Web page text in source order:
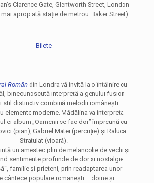
Clarence Gate, Glentworth Street, London
mai apropiată stație de metrou: Baker Street)
Bilete
Român din Londra vă invită la o întâlnire cu
binecunoscută interpretă a genului fusion
stil distinctiv combină melodii românești
elemente moderne. Mădălina va interpreta
ei album „Oamenii se fac dor” împreună cu
(pian), Gabriel Matei (percuție) și Raluca
Stratulat (vioară).
un amestec plin de melancolie de vechi și
sentimente profunde de dor și nostalgie
familie și prieteni, prin readaptarea unor
cântece populare romanești – doine și